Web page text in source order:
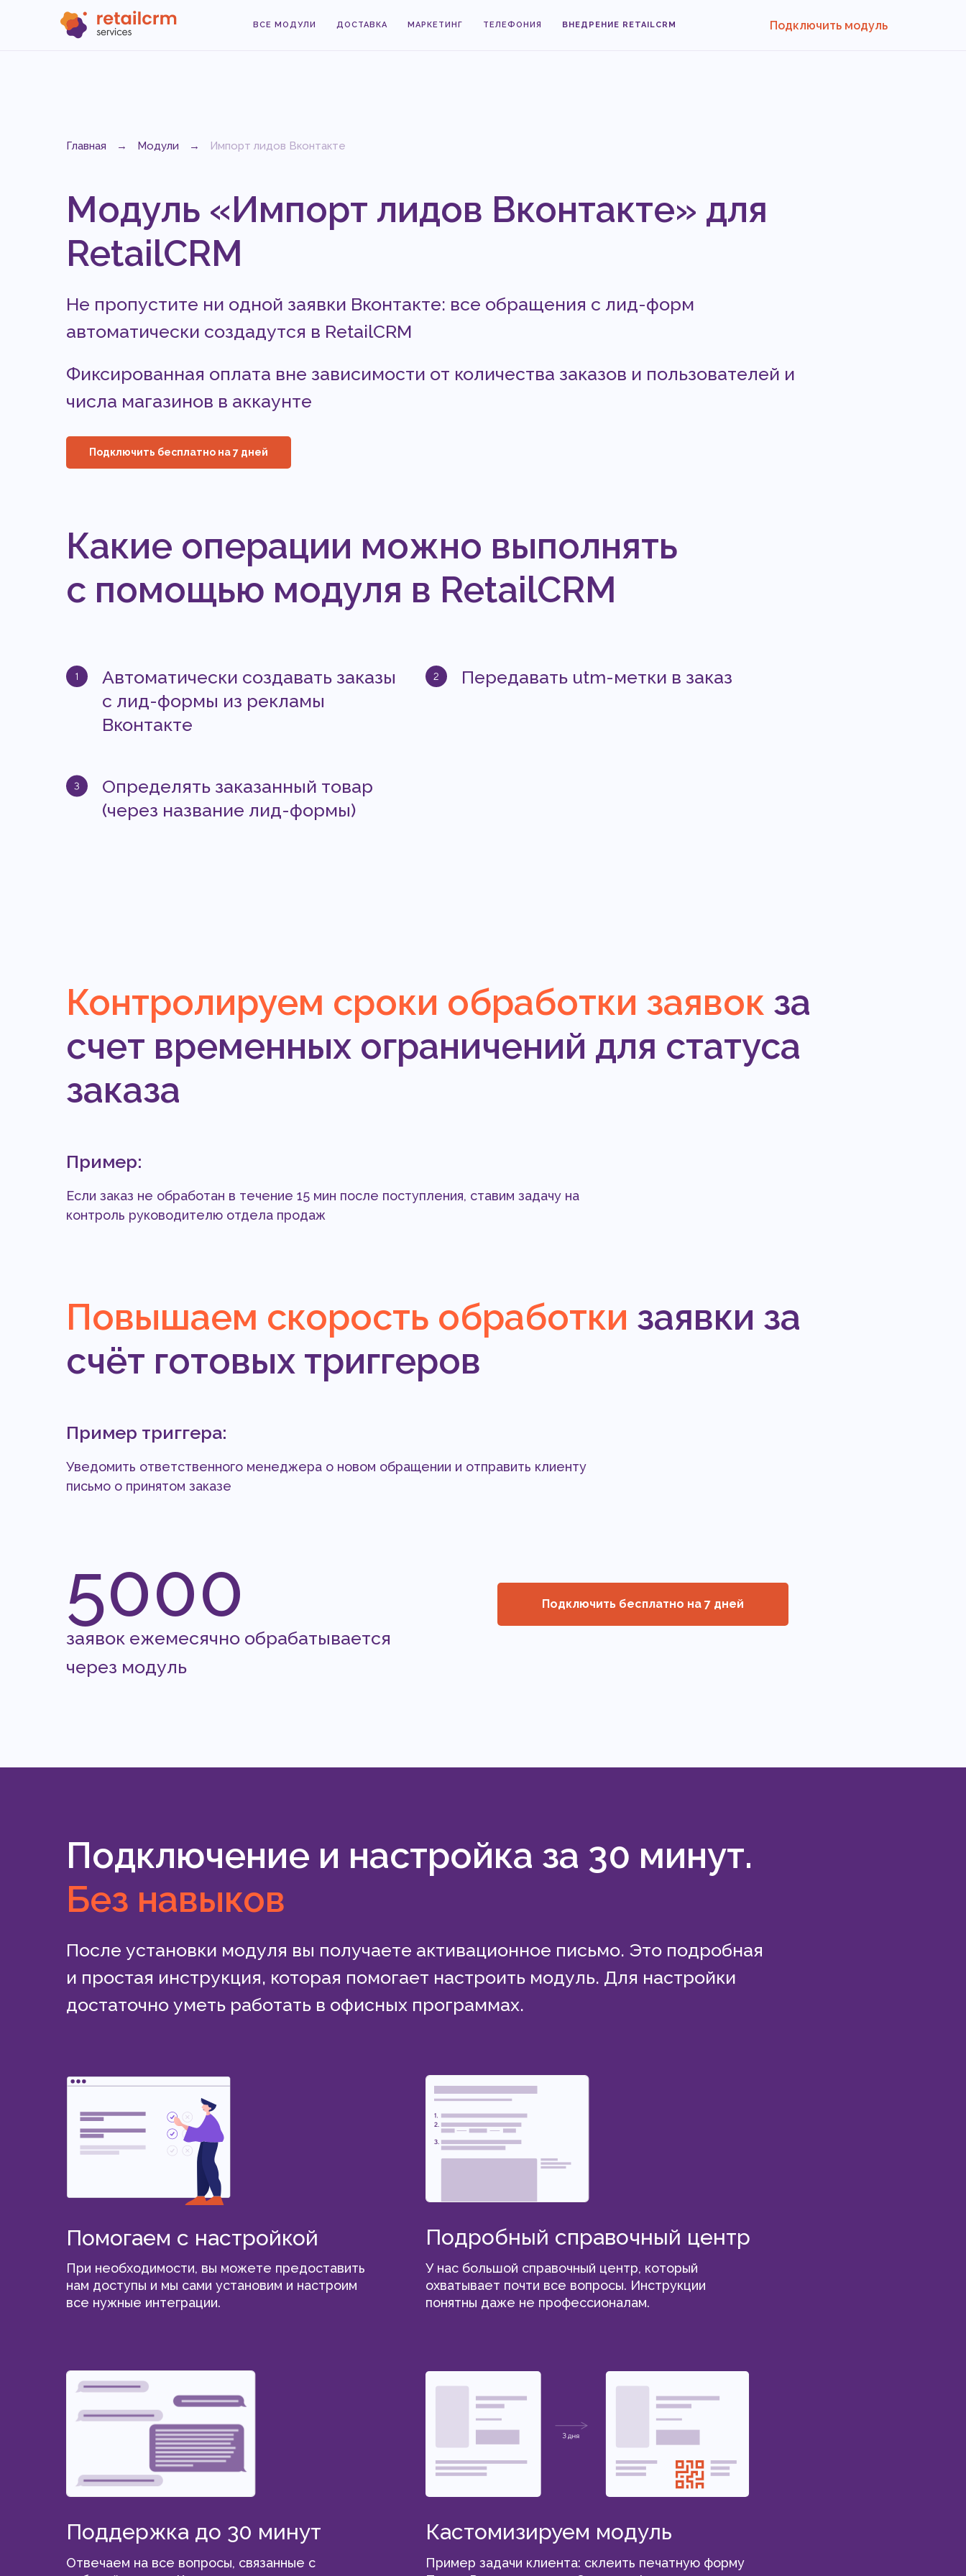
ВСЕ МОДУЛИ ДОСТАВКА МАРКЕТИНГ ТЕЛЕФОНИЯ ВНЕДРЕНИЕ RETAILCRM Подключить модуль
Главная → Модули → Импорт лидов Вконтакте
Модуль «Импорт лидов Вконтакте» для
RetailCRM
Не пропустите ни одной заявки Вконтакте: все обращения с лид-форм
автоматически создадутся в RetailCRM
Фиксированная оплата вне зависимости от количества заказов и пользователей и
числа магазинов в аккаунте
Подключить бесплатно на 7 дней
Какие операции можно выполнять
с помощью модуля в RetailCRM
Автоматически создавать заказы
с лид-формы из рекламы
Вконтакте
Передавать utm-метки в заказ
Определять заказанный товар
(через название лид-формы)
Контролируем сроки обработки заявок за
счет временных ограничений для статуса
заказа
Пример:
Если заказ не обработан в течение 15 мин после поступления, ставим задачу на
контроль руководителю отдела продаж
Повышаем скорость обработки заявки за
счёт готовых триггеров
Пример триггера:
Уведомить ответственного менеджера о новом обращении и отправить клиенту
письмо о принятом заказе
5000
заявок ежемесячно обрабатывается
через модуль
Подключить бесплатно на 7 дней
Подключение и настройка за 30 минут.
Без навыков
После установки модуля вы получаете активационное письмо. Это подробная
и простая инструкция, которая помогает настроить модуль. Для настройки
достаточно уметь работать в офисных программах.
Помогаем с настройкой
При необходимости, вы можете предоставить
нам доступы и мы сами установим и настроим
все нужные интеграции.
Подробный справочный центр
У нас большой справочный центр, который
охватывает почти все вопросы. Инструкции
понятны даже не профессионалам.
Поддержка до 30 минут
Отвечаем на все вопросы, связанные с
Кастомизируем модуль
Пример задачи клиента: склеить печатную форму